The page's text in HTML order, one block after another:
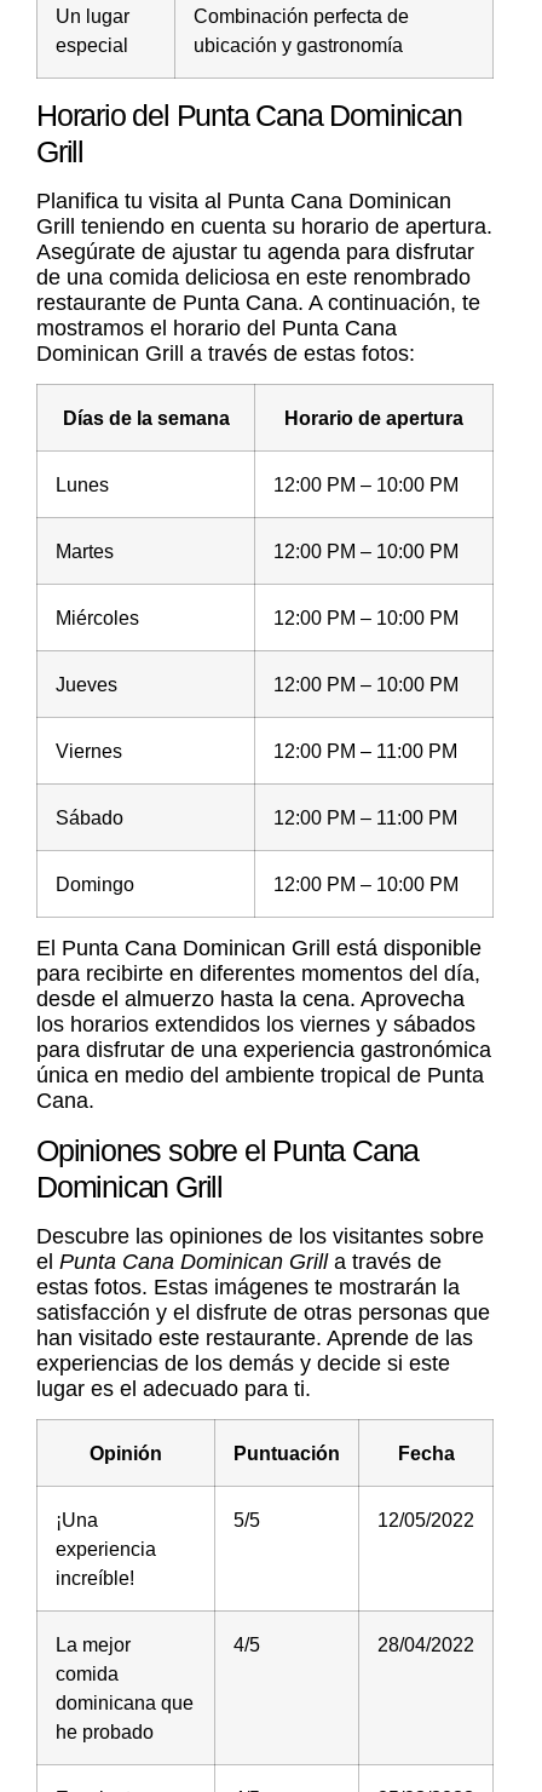
Un lugar
especial
Combinación perfecta de
ubicación y gastronomía
Horario del Punta Cana Dominican
Grill
Planifica tu visita al Punta Cana Dominican
Grill teniendo en cuenta su horario de apertura.
Asegúrate de ajustar tu agenda para disfrutar
de una comida deliciosa en este renombrado
restaurante de Punta Cana. A continuación, te
mostramos el horario del Punta Cana
Dominican Grill a través de estas fotos:
Días de la semana Horario de apertura
Lunes 12:00 PM – 10:00 PM
Martes 12:00 PM – 10:00 PM
Miércoles 12:00 PM – 10:00 PM
Jueves 12:00 PM – 10:00 PM
Viernes 12:00 PM – 11:00 PM
Sábado 12:00 PM – 11:00 PM
Domingo 12:00 PM – 10:00 PM
El Punta Cana Dominican Grill está disponible
para recibirte en diferentes momentos del día,
desde el almuerzo hasta la cena. Aprovecha
los horarios extendidos los viernes y sábados
para disfrutar de una experiencia gastronómica
única en medio del ambiente tropical de Punta
Cana.
Opiniones sobre el Punta Cana
Dominican Grill
Descubre las opiniones de los visitantes sobre
el Punta Cana Dominican Grilla través de
estas fotos. Estas imágenes te mostrarán la
satisfacción y el disfrute de otras personas que
han visitado este restaurante. Aprende de las
experiencias de los demás y decide si este
lugar es el adecuado para ti.
Opinión Puntuación Fecha
¡Una
experiencia
increíble!
5/5 12/05/2022
La mejor
comida
dominicana que
he probado
4/5 28/04/2022